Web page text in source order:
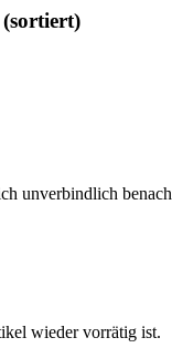
unverbindlich
wieder vorrätig ist.